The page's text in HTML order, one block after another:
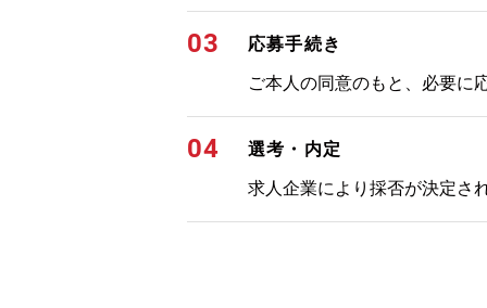
03
応募手続き
ご本人の同意のもと、必要に
04
選考・内定
求人企業により採否が決定さ